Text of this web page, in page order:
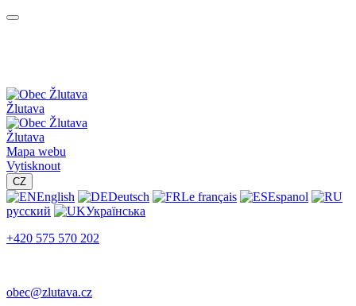
Žlutava
Žlutava
Mapa webu
Vytisknout
CZ
English Deutsch Le français
Espanol
русский
Українська
+420 575 570 202
obec@zlutava.cz